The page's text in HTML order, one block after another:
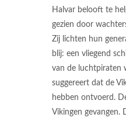
Halvar belooft te
gezien door
Zij lichten hun
blij: een vliegend
van de luchtpiraten
suggereert dat de
hebben ontvoerd.
Vikingen gevangen.